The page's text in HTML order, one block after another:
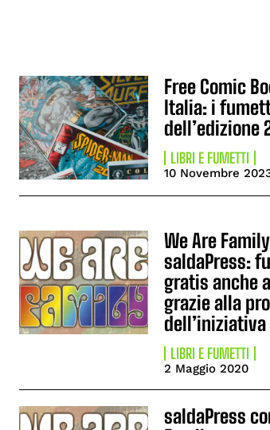
Free Comic
Italia: i
dell’edizione
LIBRI E FUMETTI
10 Novembre
We Are
saldaPress:
gratis anche
grazie alla
dell’iniziativa
LIBRI E FUMETTI
2 Maggio 2020
saldaPress